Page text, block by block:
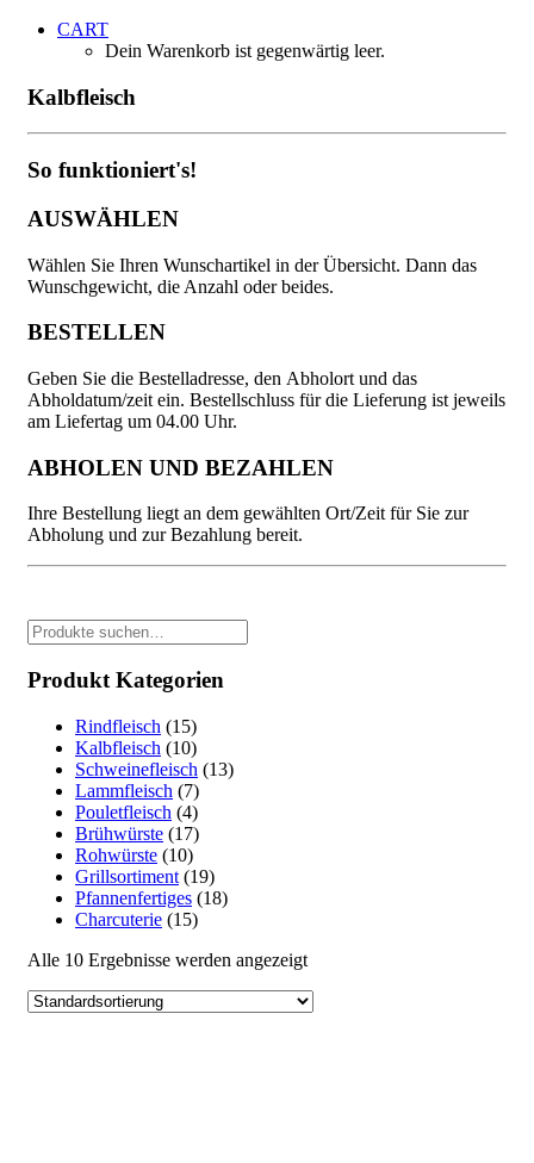
CART
Dein Warenkorb ist gegenwärtig leer.
Kalbfleisch
So funktioniert's!
AUSWÄHLEN
Wählen Sie Ihren Wunschartikel in der Übersicht. Dann das
Wunschgewicht, die Anzahl oder beides.
BESTELLEN
Geben Sie die Bestelladresse, den Abholort und das
Abholdatum/zeit ein. Bestellschluss für die Lieferung ist jeweils
am Liefertag um 04.00 Uhr.
ABHOLEN UND BEZAHLEN
Ihre Bestellung liegt an dem gewählten Ort/Zeit für Sie zur
Abholung und zur Bezahlung bereit.
Suche
nach:
Produkt Kategorien
Rindfleisch (15)
Kalbfleisch (10)
Schweinefleisch (13)
Lammfleisch (7)
Pouletfleisch (4)
Brühwürste (17)
Rohwürste (10)
Grillsortiment (19)
Pfannenfertiges (18)
Charcuterie (15)
Alle 10 Ergebnisse werden angezeigt